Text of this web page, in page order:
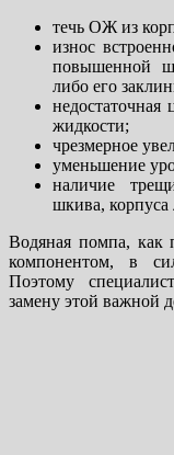
течь ОЖ из
износ
повышенной
либо его
жидкости;
чрезмерное
уменьшение
наличие
шкива,
Водяная помпа, как
компонентом, в
Поэтому
замену этой важной